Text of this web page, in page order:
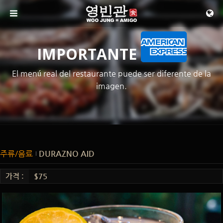
메뉴 건너뛰기
IMPORTANTE
El menú real del restaurante puede ser diferente de la
imagen.
주류/음료 DURAZNO AID
가격 : $75